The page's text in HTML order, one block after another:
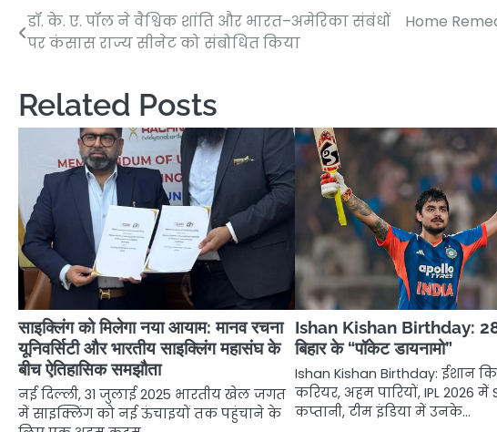
Post
डॉ. के. ए. पॉल ने वैश्विक शांति और भारत–अमेरिका संबंधों
पर कंसास राज्य सीनेट को संबोधित किया
Home
Related Posts
साइक्लिंग को मिलेगा नया आयाम: मानव रचना
यूनिवर्सिटी और भारतीय साइक्लिंग महासंघ के
बीच ऐतिहासिक समझौता
नई दिल्ली, 31 जुलाई 2025 भारतीय खेल जगत
में साइक्लिंग को नई ऊंचाइयों तक पहुंचाने के
Ishan Kishan Birthday:
बिहार के “पॉकेट डायनामो”
Ishan Kishan Birthday: ईशान
करियर, अहम पारियों, IPL 2026 में
कप्तानी, टीम इंडिया में उनके…